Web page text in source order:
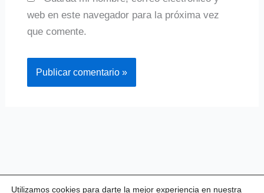
web en este navegador para la próxima vez
que comente.
Utilizamos cookies para darte la mejor experiencia en nuestra